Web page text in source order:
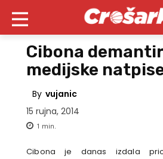
Cibona
medijske
By vujanic
15 rujna, 2014
1 min.
Cibona je danas izdala